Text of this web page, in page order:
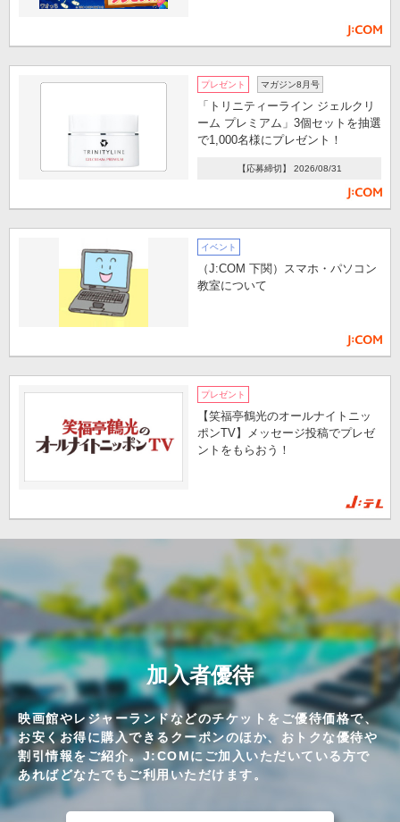
プレゼント マガジン8月号
「トリニティーライン ジェルクリ
ーム プレミアム」3個セットを抽選
で1,000名様にプレゼント！
【応募締切】 2026/08/31
イベント
（J:COM 下関）スマホ・パソコン
教室について
プレゼント
【笑福亭鶴光のオールナイトニッ
ポンTV】メッセージ投稿でプレゼ
ントをもらおう！
加入者優待
映画館やレジャーランドなどのチケットをご優待価格で、
お安くお得に購入できるクーポンのほか、おトクな優待や
割引情報をご紹介。J:COMにご加入いただいている方で
あればどなたでもご利用いただけます。